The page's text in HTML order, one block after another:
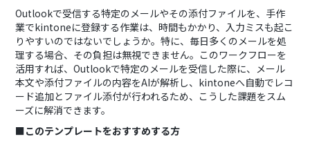
Outlookで受信する特定のメールやその添付ファイルを、手作
業でkintoneに登録する作業は、時間もかかり、入力ミスも起こ
りやすいのではないでしょうか。特に、毎日多くのメールを処
理する場合、その負担は無視できません。このワークフローを
活用すれば、Outlookで特定のメールを受信した際に、メール
本文や添付ファイルの内容をAIが解析し、kintoneへ自動でレコ
ード追加とファイル添付が行われるため、こうした課題をスム
ーズに解消できます。
■このテンプレートをおすすめする方